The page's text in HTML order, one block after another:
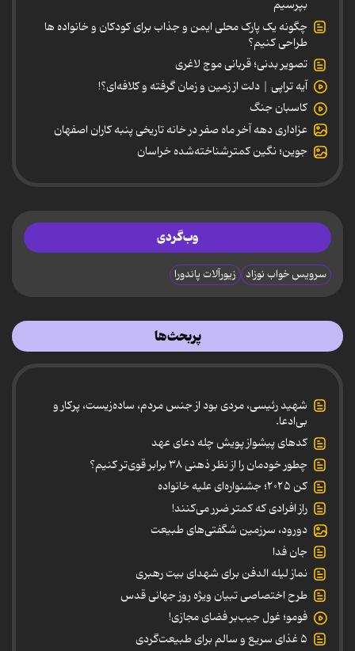
بپرسیم
چگونه یک پارک محلی ایمن و جذاب برای کودکان و خانواده ها
طراحی کنیم؟
تصویر بدنی؛ قربانی موج لاغری
آیه تراپی | دلت از زمین و زمان گرفته و کلافه‌ای؟!
کاسبان جنگ
عزاداری دهه آخر ماه صفر در خانه تاریخی پنبه کاران اصفهان
جوین؛ نگین کمترشناخته‌شده خراسان
وب‌گردی
سرویس خواب نوزاد زیورآلات پاندورا
پربحث‌ها
شهید رئیسی، مردی بود از جنس مردم، ساده‌زیست، پرکار و
بی‌ادعا.
کدهای پیشواز پویش چله دعای عهد
چطور خودمان را از نظر ذهنی ۳۸ برابر قوی‌تر کنیم؟
کن ۲۰۲۵؛ جشنواره‌ای علیه خانواده
راز افرادی که کمتر ضرر می‌کنند!
دورود، سرزمین شگفتی‌های طبیعت
جان فدا
نماز لیله الدفن برای شهدای بیت رهبری
طرح اختصاصی تبیان ویژه روز جهانی قدس
فومو؛ غول جیب‌بر فضای مجازی!
۵ غذای سریع و سالم برای طبیعت‌گردی